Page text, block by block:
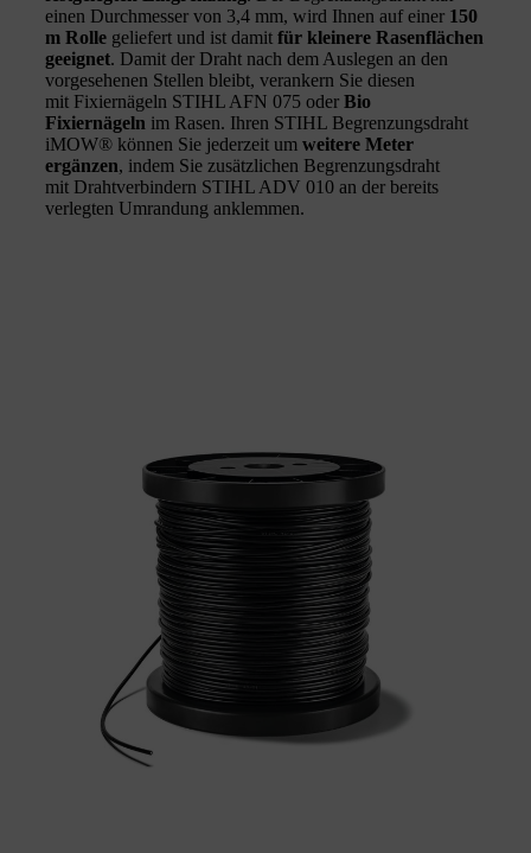
einen Durchmesser von 3,4 mm, wird Ihnen auf einer 150
m Rolle geliefert und ist damit für kleinere Rasenflächen
geeignet. Damit der Draht nach dem Auslegen an den
vorgesehenen Stellen bleibt, verankern Sie diesen
mit Fixiernägeln STIHL AFN 075 oder Bio
Fixiernägeln im Rasen. Ihren STIHL Begrenzungsdraht
iMOW® können Sie jederzeit um weitere Meter
ergänzen, indem Sie zusätzlichen Begrenzungsdraht
mit Drahtverbindern STIHL ADV 010 an der bereits
verlegten Umrandung anklemmen.